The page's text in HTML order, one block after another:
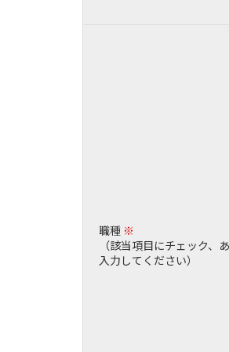
職種 ※
（該当項目にチェック、
入力してください）